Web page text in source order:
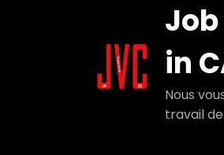
in
Nous
travail